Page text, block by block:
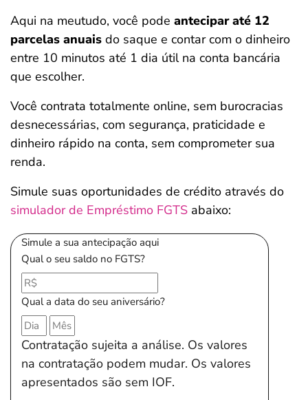
Aqui na meutudo, você pode antecipar até 12
parcelas anuais do saque e contar com o dinheiro
entre 10 minutos até 1 dia útil na conta bancária
que escolher.
Você contrata totalmente online, sem burocracias
desnecessárias, com segurança, praticidade e
dinheiro rápido na conta, sem comprometer sua
renda.
Simule suas oportunidades de crédito através do
simulador de Empréstimo FGTS abaixo:
Simule a sua antecipação aqui
Qual o seu saldo no FGTS?
Qual a data do seu aniversário?
Contratação sujeita a análise. Os valores
na contratação podem mudar. Os valores
apresentados são sem IOF.